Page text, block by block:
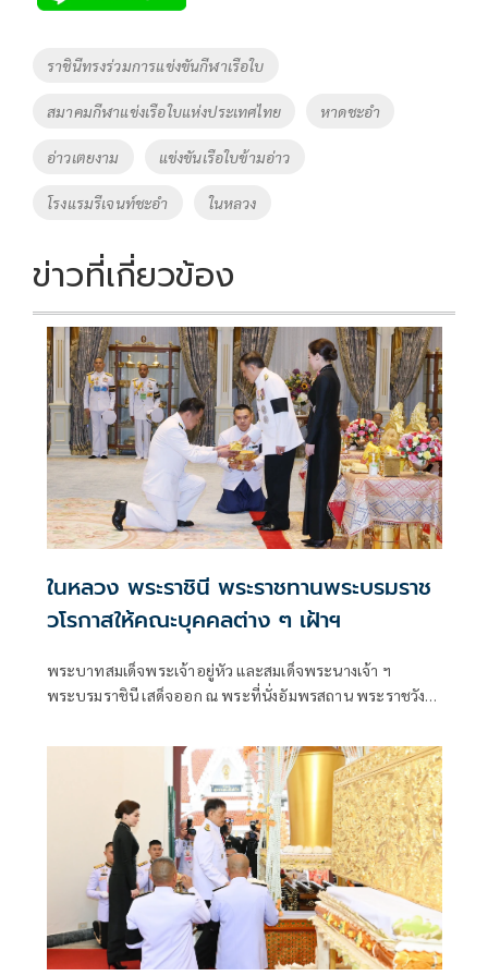
b
o
k
er y
Li
n
k
Tags
ราชินีทรงร่วมการแข่งขันกีฬาเรือใบ
สมาคมกีฬาแข่งเรือใบแห่งประเทศไทย หาดชะอำ
อ่าวเตยงาม แข่งขันเรือใบข้ามอ่าว
โรงแรมรีเจนท์ชะอำ ในหลวง
ข่าวที่เกี่ยวข้อง
ในหลวง พระราชินี พระราชทานพระบรมราช
วโรกาสให้คณะบุคคลต่าง ๆ เฝ้าฯ
พระบาทสมเด็จพระเจ้าอยู่หัว และสมเด็จพระนางเจ้า ฯ
พระบรมราชินี เสด็จออก ณ พระที่นั่งอัมพรสถาน พระราชวัง
เฝ้าทูลละอองธุลีพระบาท ตามลำดับดังนี้